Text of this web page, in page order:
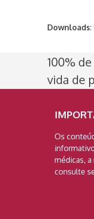
Downloads:
100%
vida de
Os
médicas,
consulte